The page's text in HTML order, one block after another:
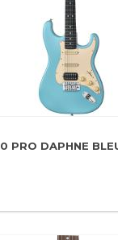
PRO DAPHNE